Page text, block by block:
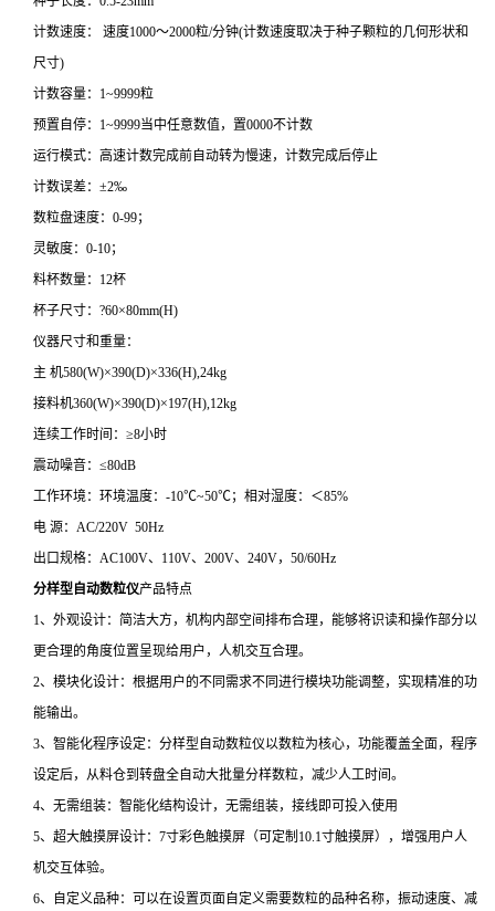
计数速度： 速度1000～2000粒/分钟(计数速度取决于种子颗粒的几何形状和
尺寸)
计数容量：1~9999粒
预置自停：1~9999当中任意数值，置0000不计数
运行模式：高速计数完成前自动转为慢速，计数完成后停止
计数误差：±2‰
数粒盘速度：0-99；
灵敏度：0-10；
料杯数量：12杯
杯子尺寸：?60×80mm(H)
仪器尺寸和重量：
主 机580(W)×390(D)×336(H),24kg
接料机360(W)×390(D)×197(H),12kg
连续工作时间：≥8小时
震动噪音：≤80dB
工作环境：环境温度：-10℃~50℃；相对湿度：＜85%
电 源：AC/220V 50Hz
出口规格：AC100V、110V、200V、240V，50/60Hz
分样型自动数粒仪产品特点
1、外观设计：简洁大方，机构内部空间排布合理，能够将识读和操作部分以
更合理的角度位置呈现给用户，人机交互合理。
2、模块化设计：根据用户的不同需求不同进行模块功能调整，实现精准的功
能输出。
3、智能化程序设定：分样型自动数粒仪以数粒为核心，功能覆盖全面，程序
设定后，从料仓到转盘全自动大批量分样数粒，减少人工时间。
4、无需组装：智能化结构设计，无需组装，接线即可投入使用
5、超大触摸屏设计：7寸彩色触摸屏（可定制10.1寸触摸屏），增强用户人
机交互体验。
6、自定义品种：可以在设置页面自定义需要数粒的品种名称，振动速度、减